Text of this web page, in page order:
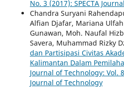
No. 3 (2017): SPECTA
Chandra Suryani
Alfian Djafar, Mariana
Gunawan, Moh. Naufal
Savera, Muhammad Rizky
dan Partisipasi Civitas
Kalimantan Dalam
Journal of Technology: Vol.
Journal of Technology